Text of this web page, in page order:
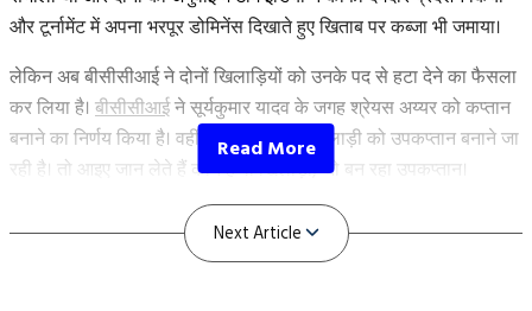
बल्लेबाज”
और टूर्नामेंट में अपना भरपूर डोमिनेंस दिखाते हुए खिताब पर कब्जा भी जमाया।
लेकिन अब बीसीसीआई ने दोनों खिलाड़ियों को उनके पद से हटा देने का फैसला
कर लिया है। बीसीसीआईने सूर्यकुमार यादव के जगह श्रेयस अय्यर को कप्तान
बनाने का निर्णय किया है। वहीं मुंबई इंडियंस के खिलाड़ी को उपकप्तान बनाने जा
रही है। तो आइए जान लेते हैं कौन है वो खिलाड़ी, जो बन रहा उपकप्तान।
Shreyas Iyer के साथ इस खिलाड़ी को बनाया जा